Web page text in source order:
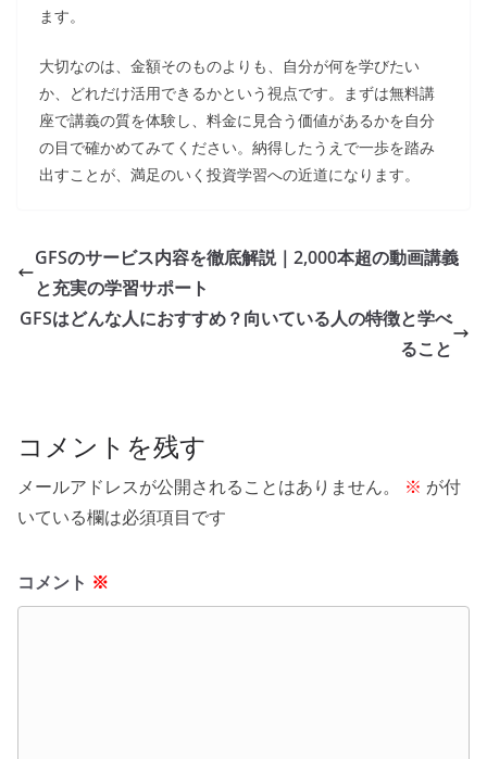
ます。
大切なのは、金額そのものよりも、自分が何を学びたい
か、どれだけ活用できるかという視点です。まずは無料講
座で講義の質を体験し、料金に見合う価値があるかを自分
の目で確かめてみてください。納得したうえで一歩を踏み
出すことが、満足のいく投資学習への近道になります。
GFSのサービス内容を徹底解説｜2,000本超の動画講義
と充実の学習サポート
GFSはどんな人におすすめ？向いている人の特徴と学べ
ること
コメントを残す
メールアドレスが公開されることはありません。 ※ が付
いている欄は必須項目です
コメント ※